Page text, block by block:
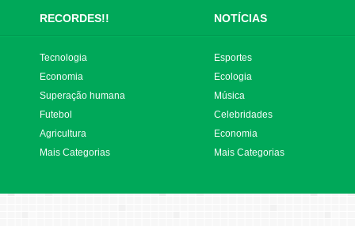
RECORDES!! NOTÍCIAS
Tecnologia
Economia
Superação humana
Futebol
Agricultura
Mais Categorias
Esportes
Ecologia
Música
Celebridades
Economia
Mais Categorias